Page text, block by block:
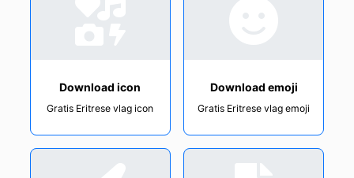
Download icon
Gratis Eritrese vlag icon
Download emoji
Gratis Eritrese vlag emoji